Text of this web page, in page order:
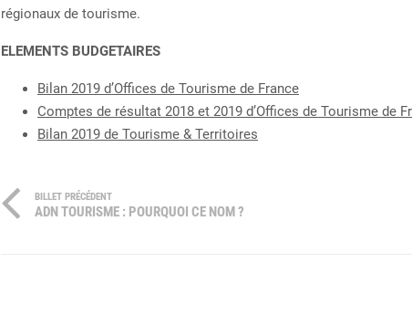
régionaux de tourisme.
ELEMENTS BUDGETAIRES
Bilan 2019 d’Offices de Tourisme de France
Comptes de résultat 2018 et 2019 d’Offices de Tourisme de
Bilan 2019 de Tourisme & Territoires
BILLET PRÉCÉDENT
ADN TOURISME : POURQUOI CE NOM ?